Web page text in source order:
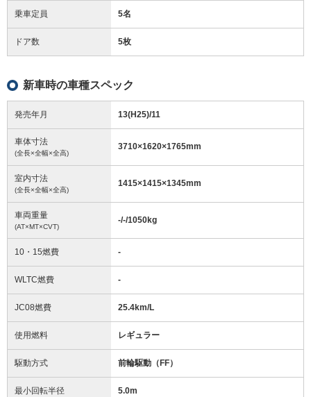
乗車定員 5名
ドア数 5枚
新車時の車種スペック
発売年月 13(H25)/11
車体寸法
(全長×全幅×全高)
3710×1620×1765mm
室内寸法
(全長×全幅×全高)
1415×1415×1345mm
車両重量
(AT×MT×CVT)
-/-/1050kg
10・15燃費 -
WLTC燃費 -
JC08燃費 25.4km/L
使用燃料 レギュラー
駆動方式 前輪駆動（FF）
最小回転半径 5.0m